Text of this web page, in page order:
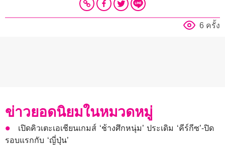
6 ครั้ง
ข่าวยอดนิยมในหมวดหมู่
เปิดคิวเตะเอเชียนเกมส์ ‘ช้างศึกหนุ่ม’ ประเดิม ‘คีร์กีซ’-ปิด
รอบแรกกับ ‘ญี่ปุ่น’